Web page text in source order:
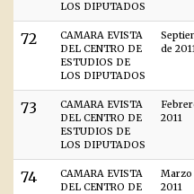
LOS DIPUTADOS
72
CAMARA EVISTA
DEL CENTRO DE
ESTUDIOS DE
LOS DIPUTADOS
de
73
CAMARA EVISTA
DEL CENTRO DE
ESTUDIOS DE
LOS DIPUTADOS
2011
74
CAMARA EVISTA
DEL CENTRO DE
Marzo
2011